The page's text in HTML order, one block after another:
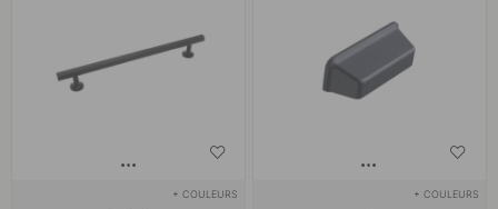
+ COULEURS + COULEURS